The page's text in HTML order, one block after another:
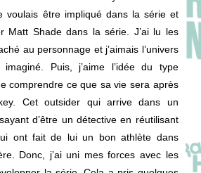
voulais être impliqué dans la série et
Matt Shade dans la série. J’ai lu les
au personnage et j’aimais l’univers
Puis, j’aime l’idée du type
comprendre ce que sa vie sera après
Cet outsider qui arrive dans un
d’être un détective en réutilisant
ont fait de lui un bon athlète dans
Donc, j’ai uni mes forces avec les